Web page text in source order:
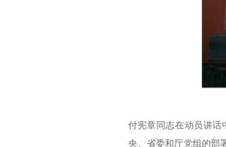
付宪章同志在动员讲话
央、省委和厅党组的部